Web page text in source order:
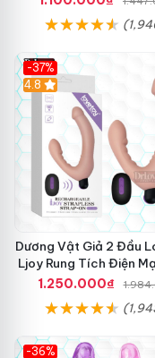
-37%
Hot
4.8
Dương Vật Giả 2 Đầu
Ljoy Rung Tích Điện
1.250.000₫
-36%